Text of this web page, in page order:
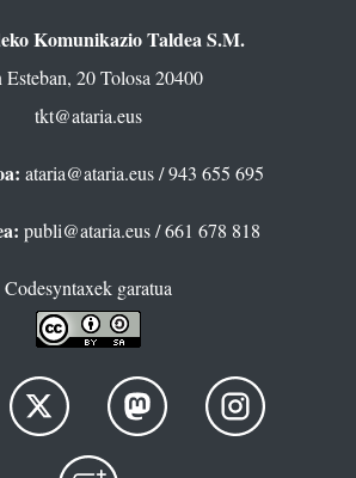
Komunikazio Taldea S.M.
Esteban, 20 Tolosa 20400
tkt@ataria.eus
ataria@ataria.eus/ 943 655 695
publi@ataria.eus/ 661 678 818
Codesyntaxek garatua